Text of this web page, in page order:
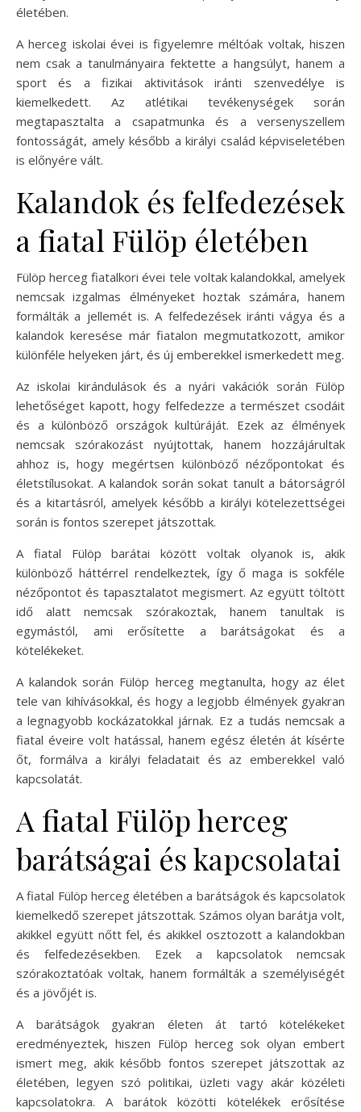
életében.
A herceg iskolai évei is figyelemre méltóak voltak, hiszen
nem csak a tanulmányaira fektette a hangsúlyt, hanem a
sport és a fizikai aktivitások iránti szenvedélye is
kiemelkedett. Az atlétikai tevékenységek során
megtapasztalta a csapatmunka és a versenyszellem
fontosságát, amely később a királyi család képviseletében
is előnyére vált.
Kalandok és felfedezések
a fiatal Fülöp életében
Fülöp herceg fiatalkori évei tele voltak kalandokkal, amelyek
nemcsak izgalmas élményeket hoztak számára, hanem
formálták a jellemét is. A felfedezések iránti vágya és a
kalandok keresése már fiatalon megmutatkozott, amikor
különféle helyeken járt, és új emberekkel ismerkedett meg.
Az iskolai kirándulások és a nyári vakációk során Fülöp
lehetőséget kapott, hogy felfedezze a természet csodáit
és a különböző országok kultúráját. Ezek az élmények
nemcsak szórakozást nyújtottak, hanem hozzájárultak
ahhoz is, hogy megértsen különböző nézőpontokat és
életstílusokat. A kalandok során sokat tanult a bátorságról
és a kitartásról, amelyek később a királyi kötelezettségei
során is fontos szerepet játszottak.
A fiatal Fülöp barátai között voltak olyanok is, akik
különböző háttérrel rendelkeztek, így ő maga is sokféle
nézőpontot és tapasztalatot megismert. Az együtt töltött
idő alatt nemcsak szórakoztak, hanem tanultak is
egymástól, ami erősítette a barátságokat és a
kötelékeket.
A kalandok során Fülöp herceg megtanulta, hogy az élet
tele van kihívásokkal, és hogy a legjobb élmények gyakran
a legnagyobb kockázatokkal járnak. Ez a tudás nemcsak a
fiatal éveire volt hatással, hanem egész életén át kísérte
őt, formálva a királyi feladatait és az emberekkel való
kapcsolatát.
A fiatal Fülöp herceg
barátságai és kapcsolatai
A fiatal Fülöp herceg életében a barátságok és kapcsolatok
kiemelkedő szerepet játszottak. Számos olyan barátja volt,
akikkel együtt nőtt fel, és akikkel osztozott a kalandokban
és felfedezésekben. Ezek a kapcsolatok nemcsak
szórakoztatóak voltak, hanem formálták a személyiségét
és a jövőjét is.
A barátságok gyakran életen át tartó kötelékeket
eredményeztek, hiszen Fülöp herceg sok olyan embert
ismert meg, akik később fontos szerepet játszottak az
életében, legyen szó politikai, üzleti vagy akár közéleti
kapcsolatokra. A barátok közötti kötelékek erősítése